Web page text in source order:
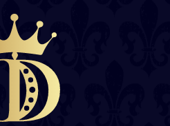
招聘合作
布里斯班